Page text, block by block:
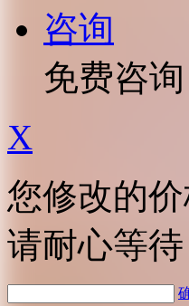
咨询
免费咨询
X
您修改的
请耐心等待